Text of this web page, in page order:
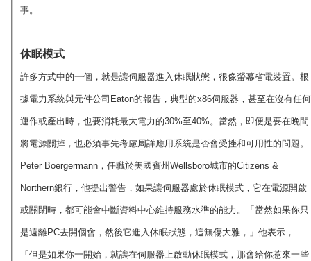
事。
休眠模式
許多方式中的一個，就是讓伺服器進入休眠狀態，很像螢幕省電裝置。根
據電力系統與元件公司Eaton的報告，典型的x86伺服器，甚至在沒有任何
運作或產出時，也要消耗最大電力的30%至40%。當然，即便是要在晚間
將電源關掉，也必須事先考慮周詳應用系統是否會受挫和可用性的問題。
Peter Boergermann，任職於美國賓州Wellsboro城市的Citizens &
Northern銀行，他提出警告，如果讓伺服器處於休眠模式，它在電源開啟
或關閉時，都可能會中斷資料中心維持服務水準的能力。「當然如果你只
是遠離PC去開個會，然後它進入休眠狀態，這無傷大雅，」他表示，
「但是如果你一開始，就讓在伺服器上啟動休眠模式，那會給你惹來一些